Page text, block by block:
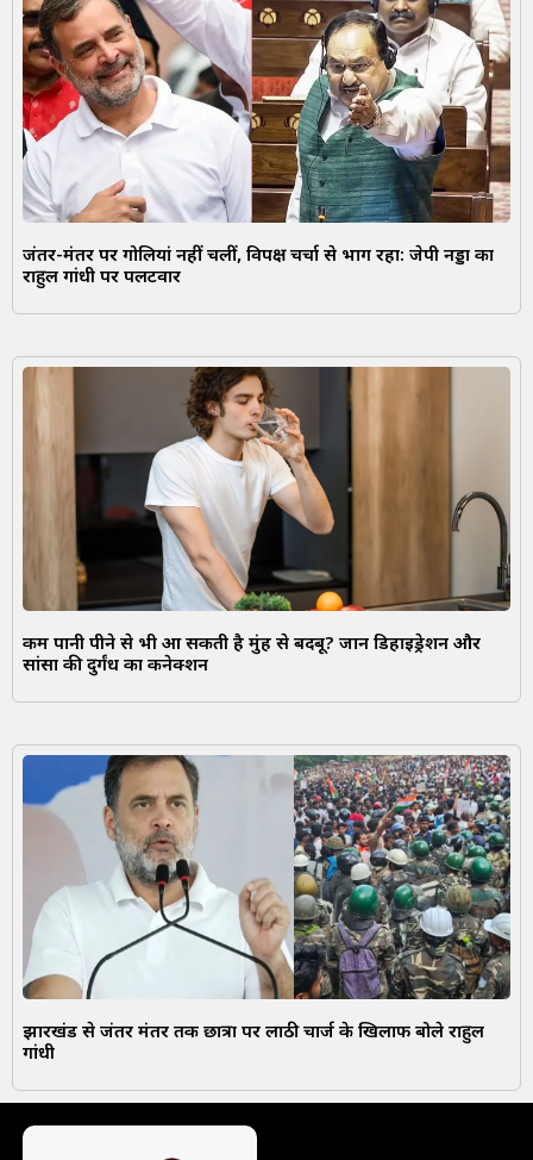
जंतर-मंतर पर गोलियां नहीं चलीं, विपक्ष चर्चा से भाग रहा: जेपी नड्डा का
राहुल गांधी पर पलटवार
कम पानी पीने से भी आ सकती है मुंह से बदबू? जानें डिहाइड्रेशन और
सांसों की दुर्गंध का कनेक्शन
झारखंड से जंतर मंतर तक छात्रों पर लाठी चार्ज के खिलाफ बोले राहुल
गांधी